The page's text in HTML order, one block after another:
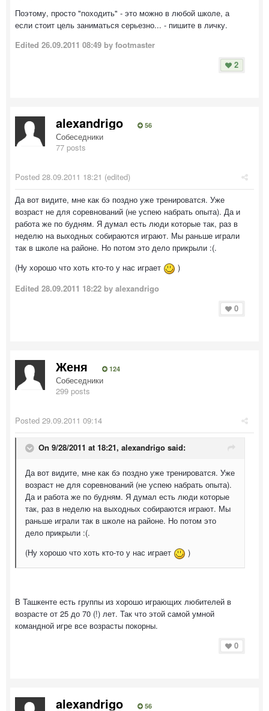
Поэтому, просто "походить" - это можно в любой школе, а
если стоит цель заниматься серьезно... - пишите в личку.
Edited 26.09.2011 08:49 by footmaster
2
alexandrigo 56
Собеседники
77 posts
Posted 28.09.2011 18:21 (edited)
Да вот видите, мне как бэ поздно уже тренироватся. Уже
возраст не для соревнований (не успею набрать опыта). Да и
работа же по будням. Я думал есть люди которые так, раз в
неделю на выходных собираются играют. Мы раньше играли
так в школе на районе. Но потом это дело прикрыли :(.
(Ну хорошо что хоть кто-то у нас играет
)
Edited 28.09.2011 18:22 by alexandrigo
0
Женя 124
Собеседники
299 posts
Posted 29.09.2011 09:14
On 9/28/2011 at 18:21, alexandrigo said:
Да вот видите, мне как бэ поздно уже тренироватся. Уже
возраст не для соревнований (не успею набрать опыта).
Да и работа же по будням. Я думал есть люди которые
так, раз в неделю на выходных собираются играют. Мы
раньше играли так в школе на районе. Но потом это
дело прикрыли :(.
(Ну хорошо что хоть кто-то у нас играет
)
В Ташкенте есть группы из хорошо играющих любителей в
возрасте от 25 до 70 (!) лет. Так что этой самой умной
командной игре все возрасты покорны.
0
alexandrigo 56